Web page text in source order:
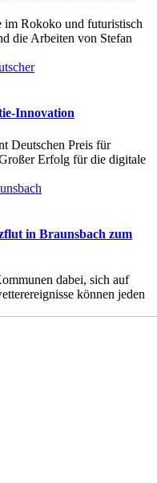
Rokoko und futuristisch
die Arbeiten von Stefan
Innovation
Deutschen Preis für
Erfolg für die digitale
in Braunsbach zum
dabei, sich auf
können jeden